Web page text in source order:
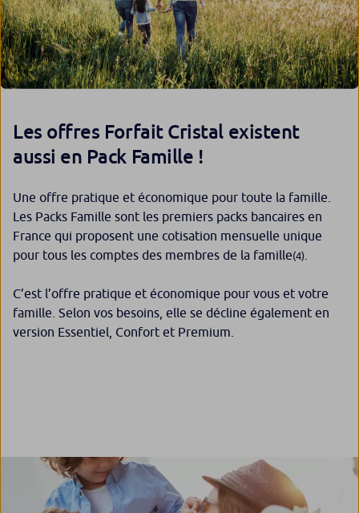
Les offres Forfait Cristal existent
aussi en Pack Famille !
Une offre pratique et économique pour toute la famille.
Les Packs Famille sont les premiers packs bancaires en
France qui proposent une cotisation mensuelle unique
pour tous les comptes des membres de la famille(4)
C’est l’offre pratique et économique pour vous et votre
famille. Selon vos besoins, elle se décline également en
version Essentiel, Confort et Premium.